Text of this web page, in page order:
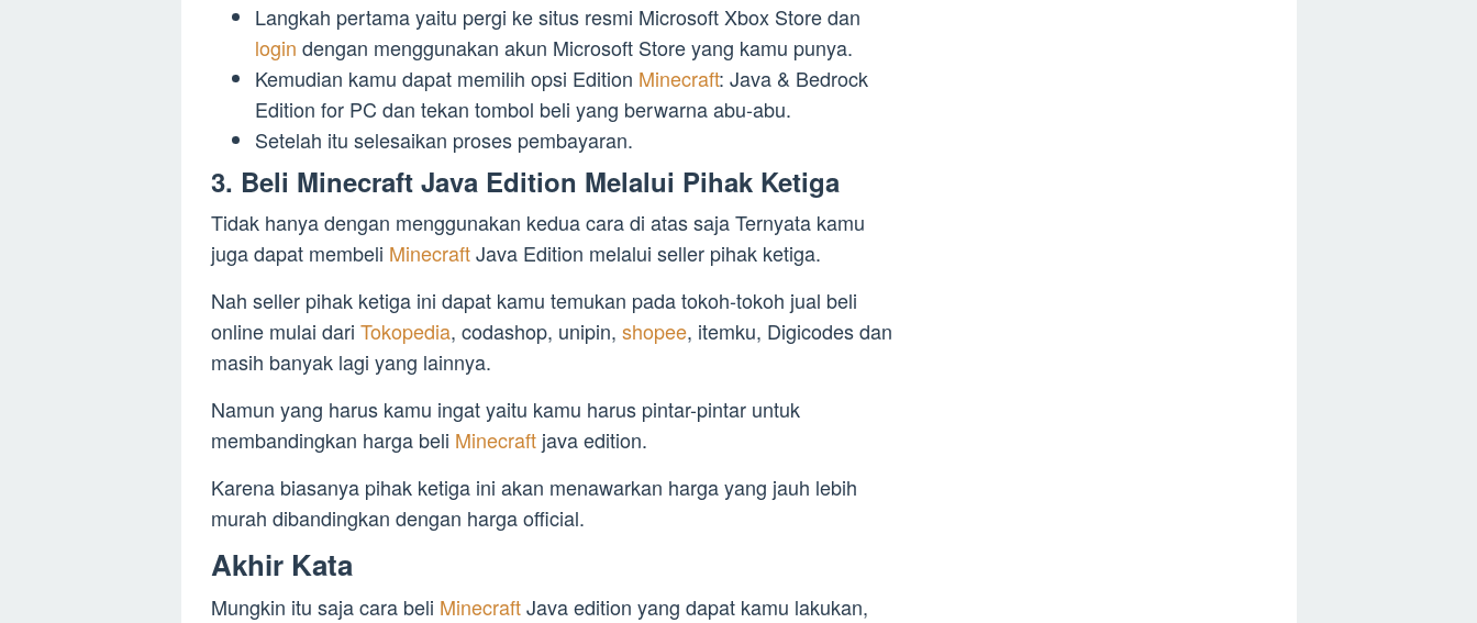
Langkah pertama yaitu pergi ke situs resmi Microsoft Xbox Store dan
login dengan menggunakan akun Microsoft Store yang kamu punya.
Kemudian kamu dapat memilih opsi Edition Minecraft: Java & Bedrock
Edition for PC dan tekan tombol beli yang berwarna abu-abu.
Setelah itu selesaikan proses pembayaran.
3. Beli Minecraft Java Edition Melalui Pihak Ketiga
Tidak hanya dengan menggunakan kedua cara di atas saja Ternyata kamu
juga dapat membeli MinecraftJava Edition melalui seller pihak ketiga.
Nah seller pihak ketiga ini dapat kamu temukan pada tokoh-tokoh jual beli
online mulai dari Tokopedia, codashop, unipin, shopee, itemku, Digicodes dan
masih banyak lagi yang lainnya.
Namun yang harus kamu ingat yaitu kamu harus pintar-pintar untuk
membandingkan harga beli Minecraft java edition.
Karena biasanya pihak ketiga ini akan menawarkan harga yang jauh lebih
murah dibandingkan dengan harga official.
Akhir Kata
Mungkin itu saja cara beli MinecraftJava edition yang dapat kamu lakukan,